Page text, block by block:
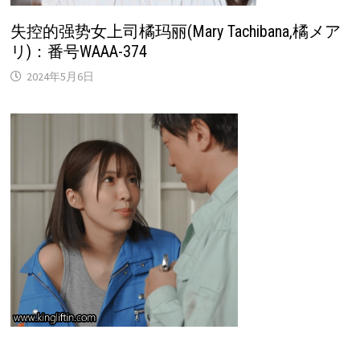
失控的强势女上司橘玛丽(Mary Tachibana,橘メア
リ)：番号WAAA-374
2024年5月6日